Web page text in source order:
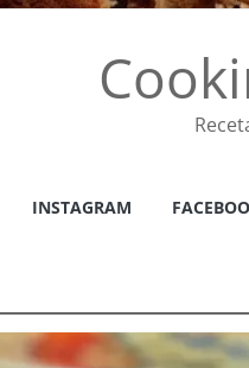
INSTAGRAM